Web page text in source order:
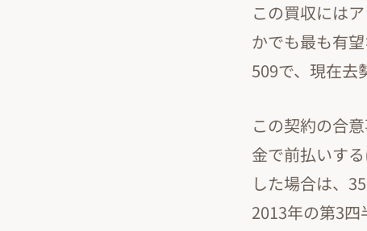
この買収には
かでも最も有
509で、現在去
この契約の合
金で前払いす
した場合は、
2013年の第3四